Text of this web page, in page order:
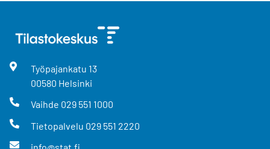
Työpajankatu 13
00580 Helsinki
Vaihde 029 551 1000
Tietopalvelu 029 551 2220